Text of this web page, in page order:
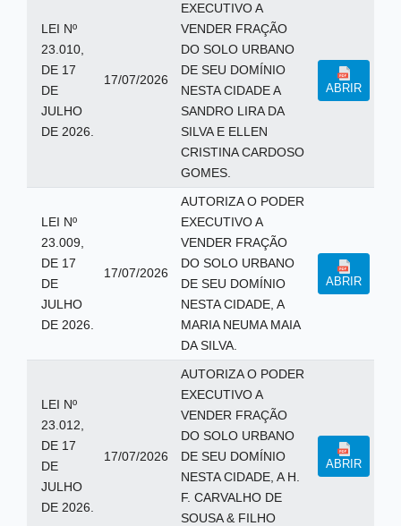
LEI Nº
23.010,
DE 17
DE
JULHO
DE 2026.
17/07/2026
EXECUTIVO A
VENDER FRAÇÃO
DO SOLO URBANO
DE SEU DOMÍNIO
NESTA CIDADE A
SANDRO LIRA DA
SILVA E ELLEN
CRISTINA CARDOSO
GOMES.
ABRIR
LEI Nº
23.009,
DE 17
DE
JULHO
DE 2026.
17/07/2026
AUTORIZA O PODER
EXECUTIVO A
VENDER FRAÇÃO
DO SOLO URBANO
DE SEU DOMÍNIO
NESTA CIDADE, A
MARIA NEUMA MAIA
DA SILVA.
ABRIR
LEI Nº
23.012,
DE 17
DE
JULHO
DE 2026.
17/07/2026
AUTORIZA O PODER
EXECUTIVO A
VENDER FRAÇÃO
DO SOLO URBANO
DE SEU DOMÍNIO
NESTA CIDADE, A H.
F. CARVALHO DE
SOUSA & FILHO
ABRIR